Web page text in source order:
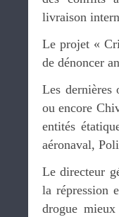
livraison
Le projet «
de dénoncer
Les dernières
ou encore
entités
aéronaval,
Le directeur
la répression
drogue